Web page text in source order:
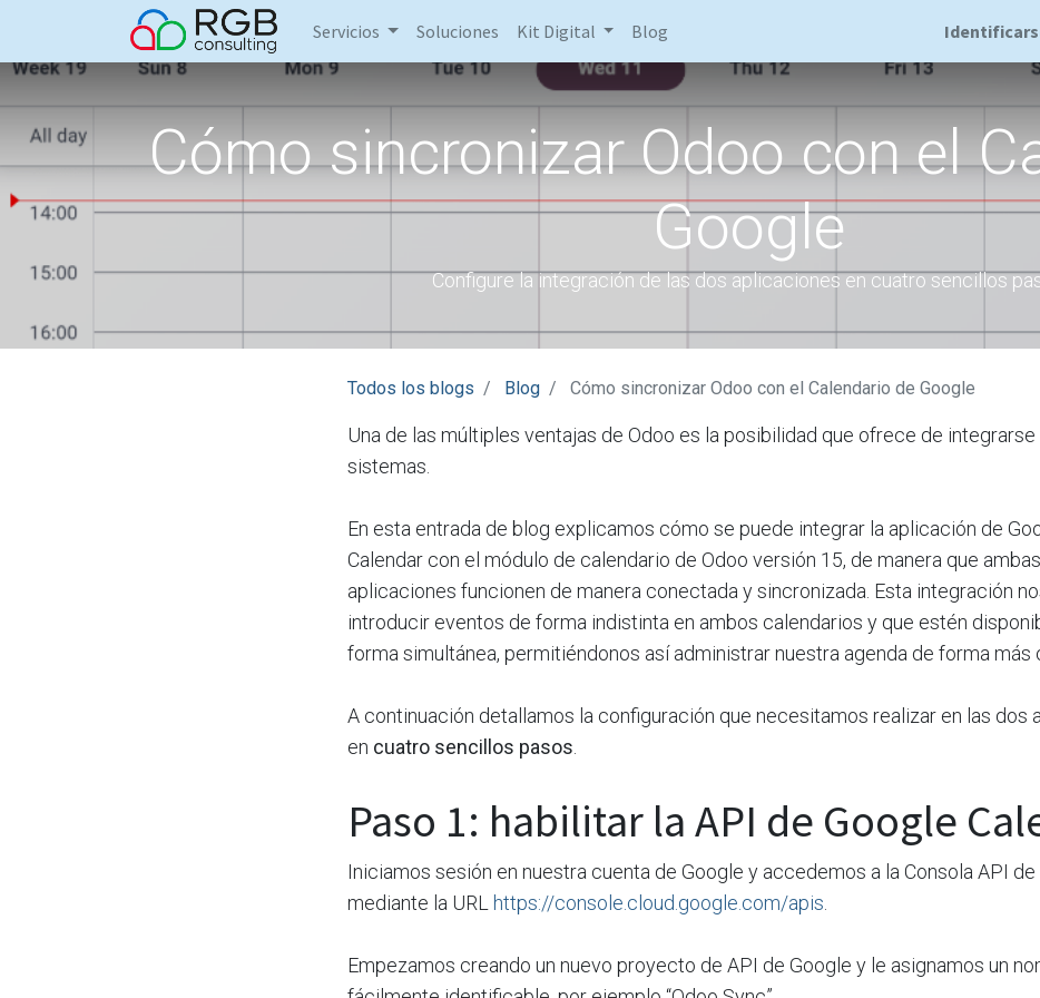
Servicios Soluciones Kit Digital Blog
Cómo sincronizar Odoo con el
Google
Configure la integración de las dos aplicaciones en cuatro sencillos
Todos los blogs Blog Cómo sincronizar Odoo con el Calendario de Google
Una de las múltiples ventajas de Odoo es la posibilidad que ofrece de
sistemas.
En esta entrada de blog explicamos cómo se puede integrar la aplicación de
Calendar con el módulo de calendario de Odoo versión 15, de manera que ambas
aplicaciones funcionen de manera conectada y sincronizada. Esta integración
introducir eventos de forma indistinta en ambos calendarios y que estén
forma simultánea, permitiéndonos así administrar nuestra agenda de forma más
A continuación detallamos la configuración que necesitamos realizar en las dos
en cuatro sencillos pasos
Paso 1: habilitar la API de Google
Iniciamos sesión en nuestra cuenta de Google y accedemos a la Consola API de
mediante la URL https://console.cloud.google.com/apis
Empezamos creando un nuevo proyecto de API de Google y le asignamos un